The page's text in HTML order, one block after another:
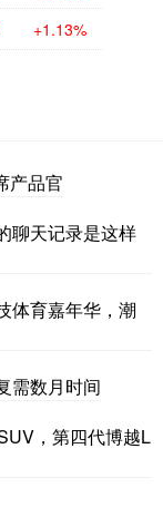
+1.13%
产品官
聊天记录是这样
体育嘉年华，潮
需数月时间
，第四代博越L